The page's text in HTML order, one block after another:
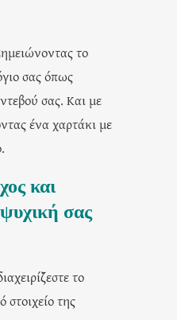
το
σας όπως
σας. Και με
ένα χαρτάκι με
και
σας
το
στοιχείο της